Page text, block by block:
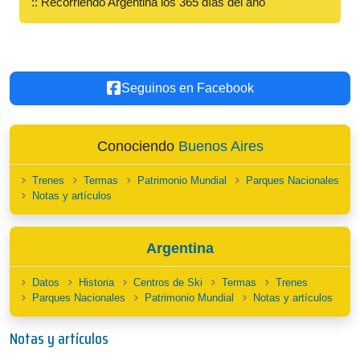
Seguinos en Facebook
Conociendo Buenos Aires
Trenes Termas Patrimonio Mundial
Parques Nacionales
Notas y artículos
Argentina
Datos Historia Centros de Ski Termas
Trenes
Parques Nacionales
Patrimonio Mundial Notas y artículos
Notas y artículos